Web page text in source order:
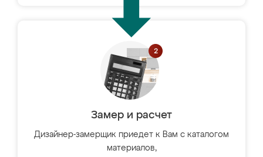
Замер и расчет
Дизайнер-замерщик приедет к Вам с каталогом
материалов,